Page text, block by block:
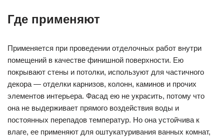
Где применяют
Применяется при проведении отделочных работ внутри
помещений в качестве финишной поверхности. Ею
покрывают стены и потолки, используют для частичного
декора — отделки карнизов, колонн, каминов и прочих
элементов интерьера. Фасад ею не украсить, потому что
она не выдерживает прямого воздействия воды и
постоянных перепадов температур. Но она устойчива к
влаге, ее применяют для оштукатуривания ванных комнат,